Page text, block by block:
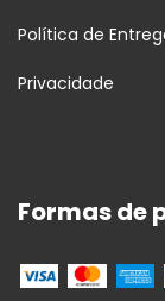
Política de
Privacidade
Formas de